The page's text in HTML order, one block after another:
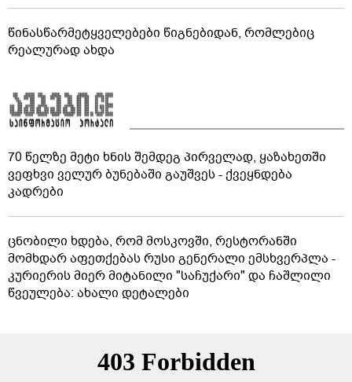
წინასწარმეტყველებები წიგნებიდან, რომლებიც
რეალურად ახდა
70 წელზე მეტი ხნის შემდეგ პირველად, ყაზახეთში
ვეფხვი ველურ ბუნებაში გაუშვეს - ქვეყნდება
კადრები
ცნობილი ხდება, რომ მოსკოვში, რესტორანში
მომხდარ აფეთქებას რუსი გენერალი ემსხვერპლა -
კურიერის მიერ მიტანილი "საჩუქარი" და ჩაშლილი
წვეულება: ახალი დეტალები